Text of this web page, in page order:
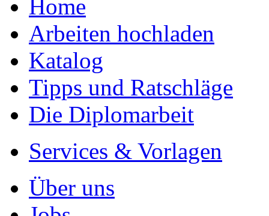
Ihre Arbeit hochladen
Ihre Hausarbeit /